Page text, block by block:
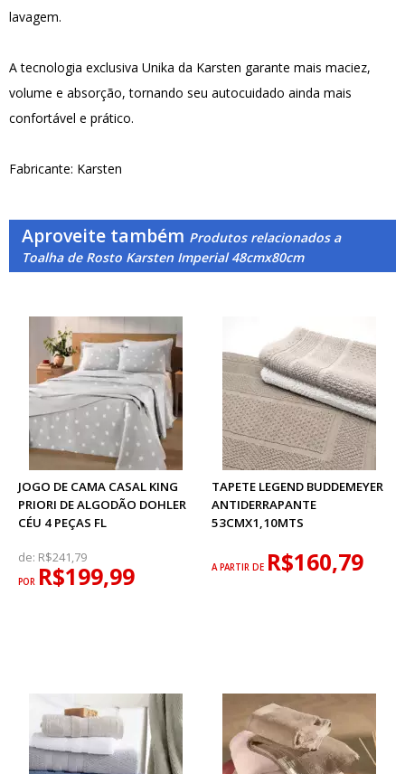
lavagem.
A tecnologia exclusiva Unika da Karsten garante mais maciez,
volume e absorção, tornando seu autocuidado ainda mais
confortável e prático.
Fabricante: Karsten
Aproveite também Produtos relacionados a
Toalha de Rosto Karsten Imperial 48cmx80cm
JOGO DE CAMA CASAL KING
PRIORI DE ALGODÃO DOHLER
CÉU 4 PEÇAS FL
de: R$241,79
POR R$199,99
TAPETE LEGEND BUDDEMEYER
ANTIDERRAPANTE
53CMX1,10MTS
A PARTIR DE R$160,79